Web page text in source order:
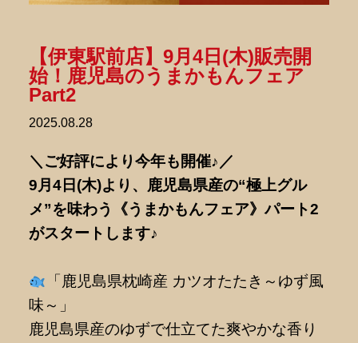
2025.08.28
【伊東駅前店】9月4日(木)販売開
始！鹿児島のうまかもんフェア
Part2
＼ご好評により今年も開催♪／
9月4日(木)より、鹿児島県産の“極上グル
メ”を味わう《うまかもんフェア》パート2
がスタートします♪
「鹿児島県枕崎産 カツオたたき～ゆず風
味～」
鹿児島県産のゆずで仕立てた爽やかな香り